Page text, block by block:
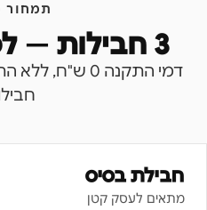
תמחור
3 חבילות — לכל גודל עסק
דמי התקנה 0
חבילת בסיס
מתאים לעסק קטן